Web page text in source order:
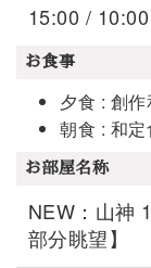
15:00 / 10:00
お食事
夕食 : 創
朝食 : 和定
お部屋名称
NEW：山神
部分眺望】